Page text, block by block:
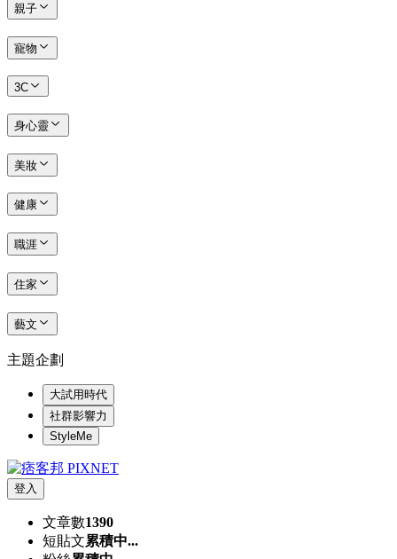
親子
寵物
3C
身心靈
美妝
健康
職涯
住家
藝文
主題企劃
大試用時代
社群影響力
StyleMe
登入
文章數1390
短貼文累積中...